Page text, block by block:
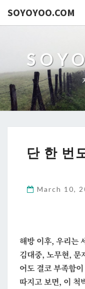
SOYOYOO.COM
단 한 번
March 10,
해방 이후, 우리는
김대중, 노무현, 문
어도 결코 부족함
따지고 보면, 이 척